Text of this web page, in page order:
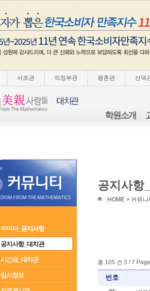
서초관 의정부관 평촌관 선덕
학원소개
수미사_공지사항
공지사항_대치관
시간표_대치관
입시정보
공지사항
HOME > 커뮤
총 105 건 3 / 7 Page
번호